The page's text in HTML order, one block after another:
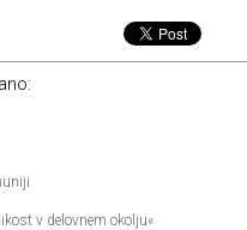
v delovnem okolju«